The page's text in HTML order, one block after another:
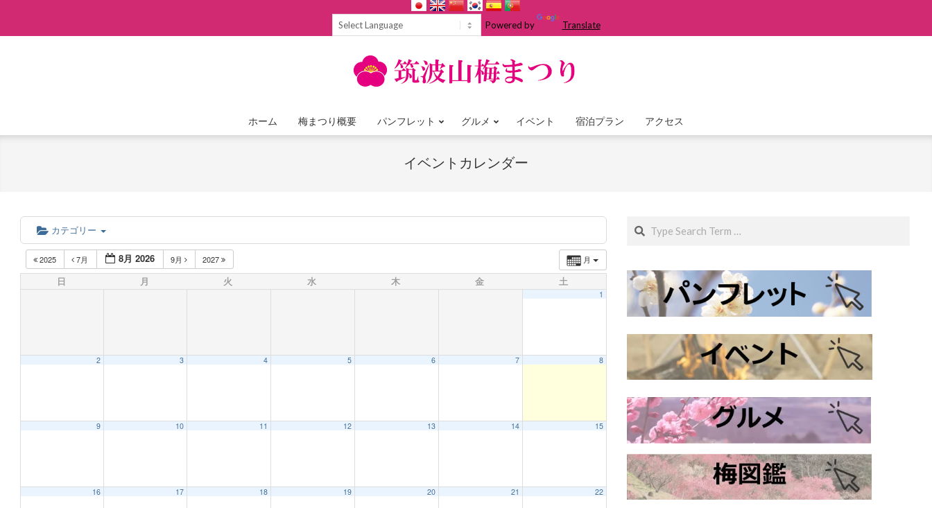
Powered by Translate
Primary
Menu
ホーム 梅まつり概要 パンフレット グルメ イベント 宿泊プラン アクセス
イベントカレンダー
カテゴリー
月
2025 7月 8月 2026 9月 2027
日 月 火 水 木 金 土
1
2 3 4 5 6 7 8
9 10 11 12 13 14 15
16 17 18 19 20 21 22
Search